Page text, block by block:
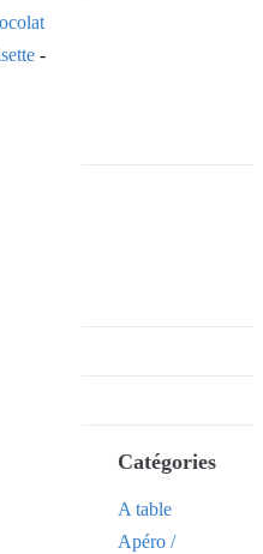
-
Catégories
A table
Apéro /